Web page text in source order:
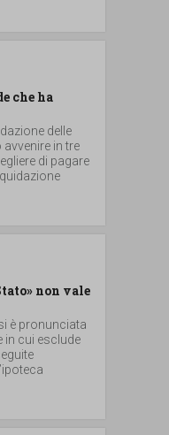
che ha
delle
in tre
di pagare
non vale
è pronunciata
in cui esclude